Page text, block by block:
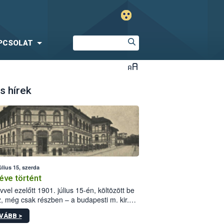
hírek
15, szerda
történt
ezelőtt 1901. július 15-én, költözött be
még csak részben – a budapesti m. kir.
állomás a Kis Rókus utca
alatti, Czigler Győző által tervezett új
>